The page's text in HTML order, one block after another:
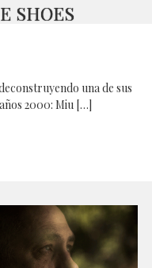
SHOES
una de sus
2000: Miu […]